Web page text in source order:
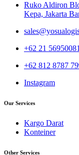
Ruko Aldiron
Kepa, Jakarta
+62 21 56950081
+62 812 8787
Instagram
Our Services
Kargo Darat
Konteiner
Other Services